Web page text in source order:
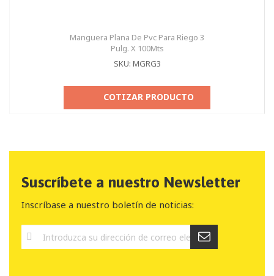
Manguera Plana De Pvc Para Riego 3
Pulg. X 100Mts
SKU: MGRG3
COTIZAR PRODUCTO
Suscríbete a nuestro Newsletter
Inscríbase a nuestro boletín de noticias: